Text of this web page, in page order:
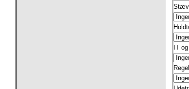
IT